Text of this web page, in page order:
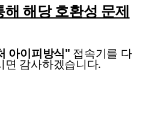
해당 호환성 문제
아이피방식" 접속기를 다
면 감사하겠습니다.